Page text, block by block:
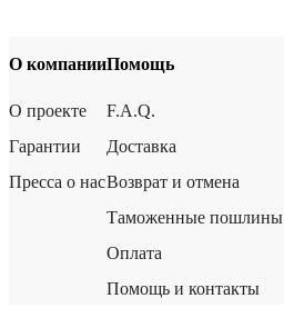
О компании
О проекте
Гарантии
Пресса о нас
Помощь
F.A.Q.
Доставка
Возврат и отмена
Таможенные пошлины
Оплата
Помощь и контакты